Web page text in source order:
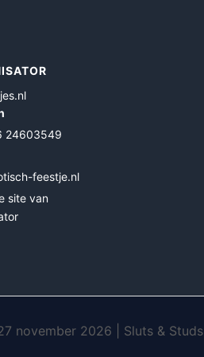
24603549
feestje.nl
site van
november 2026 | Sluts & Studs